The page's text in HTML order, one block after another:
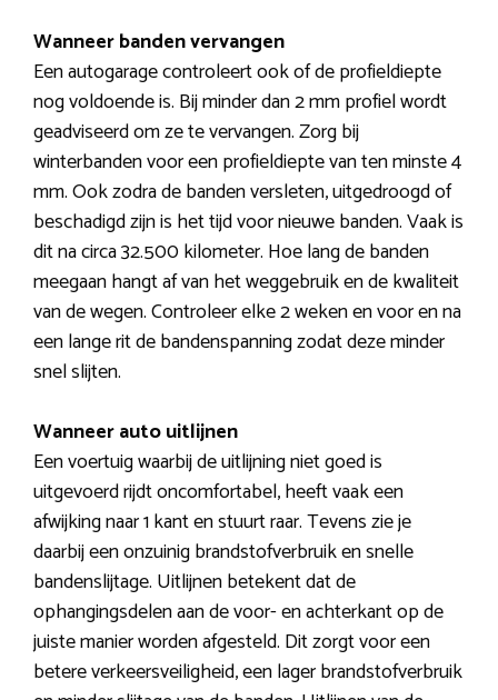
Wanneer banden vervangen
Een autogarage controleert ook of de profieldiepte
nog voldoende is. Bij minder dan 2 mm profiel wordt
geadviseerd om ze te vervangen. Zorg bij
winterbanden voor een profieldiepte van ten minste 4
mm. Ook zodra de banden versleten, uitgedroogd of
beschadigd zijn is het tijd voor nieuwe banden. Vaak is
dit na circa 32.500 kilometer. Hoe lang de banden
meegaan hangt af van het weggebruik en de kwaliteit
van de wegen. Controleer elke 2 weken en voor en na
een lange rit de bandenspanning zodat deze minder
snel slijten.
Wanneer auto uitlijnen
Een voertuig waarbij de uitlijning niet goed is
uitgevoerd rijdt oncomfortabel, heeft vaak een
afwijking naar 1 kant en stuurt raar. Tevens zie je
daarbij een onzuinig brandstofverbruik en snelle
bandenslijtage. Uitlijnen betekent dat de
ophangingsdelen aan de voor- en achterkant op de
juiste manier worden afgesteld. Dit zorgt voor een
betere verkeersveiligheid, een lager brandstofverbruik